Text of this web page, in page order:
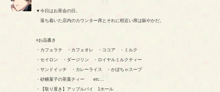
▼今日はお茶会の日。
落ち着いた店内のカウンター席とそれに程近い席は賑やかだ。
○お品書き
・カフェラテ ・カフェオレ ・ココア ・ミルク
・セイロン ・ダージリン ・ロイヤルミルクティー
・サンドイッチ ・カレーライス ・かぼちゃスープ
・砂糖菓子の茶葉ティー etc...
・【取り置き】アップルパイ 1ホール